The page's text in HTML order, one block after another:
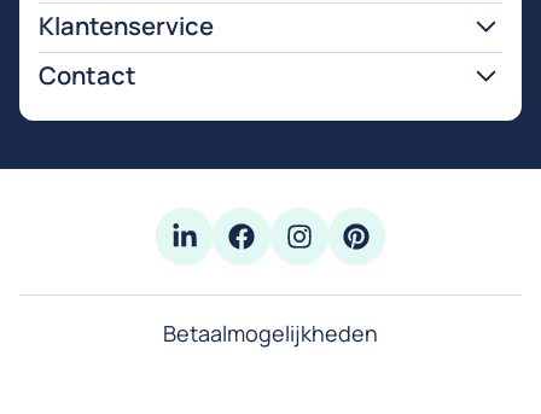
Klantenservice
Contact
Betaalmogelijkheden